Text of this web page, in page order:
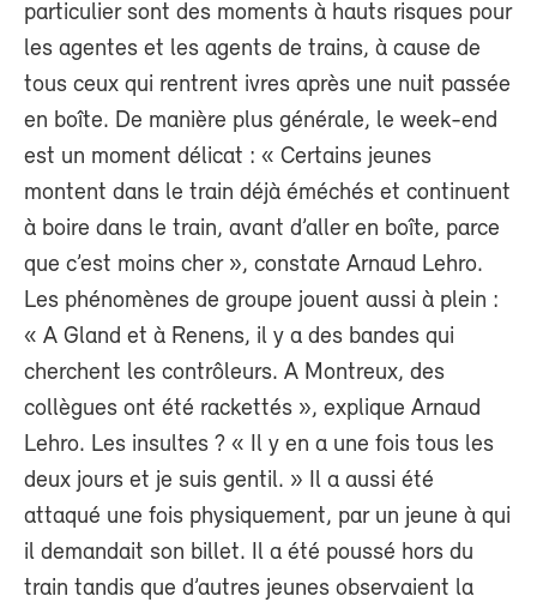
particulier sont des moments à hauts risques pour
les agentes et les agents de trains, à cause de
tous ceux qui rentrent ivres après une nuit passée
en boîte. De manière plus générale, le week-end
est un moment délicat : « Certains jeunes
montent dans le train déjà éméchés et continuent
à boire dans le train, avant d’aller en boîte, parce
que c’est moins cher », constate Arnaud Lehro.
Les phénomènes de groupe jouent aussi à plein :
« A Gland et à Renens, il y a des bandes qui
cherchent les contrôleurs. A Montreux, des
collègues ont été rackettés », explique Arnaud
Lehro. Les insultes ? « Il y en a une fois tous les
deux jours et je suis gentil. » Il a aussi été
attaqué une fois physiquement, par un jeune à qui
il demandait son billet. Il a été poussé hors du
train tandis que d’autres jeunes observaient la